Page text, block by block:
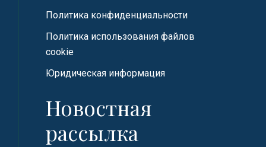
Политика конфиденциальности
Политика использования файлов
cookie
Юридическая информация
Новостная
рассылка